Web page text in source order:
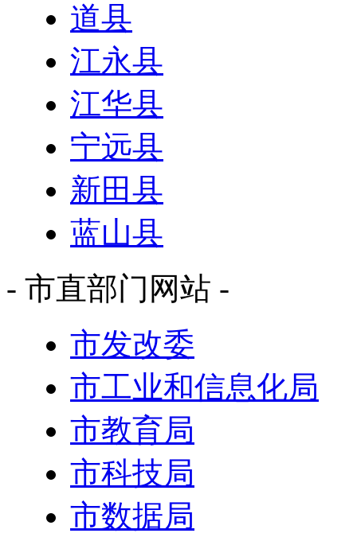
道县
江永县
江华县
宁远县
新田县
蓝山县
- 市直部门网站 -
市发改委
市工业和信息化局
市教育局
市科技局
市数据局